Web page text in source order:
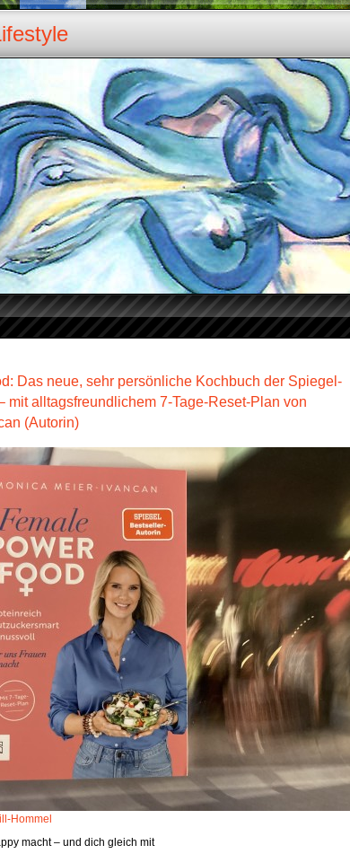
Das neue, sehr persönliche Kochbuch der Spiegel-
mit alltagsfreundlichem 7-Tage-Reset-Plan von
(Autorin)
Hommel
macht – und dich gleich mit